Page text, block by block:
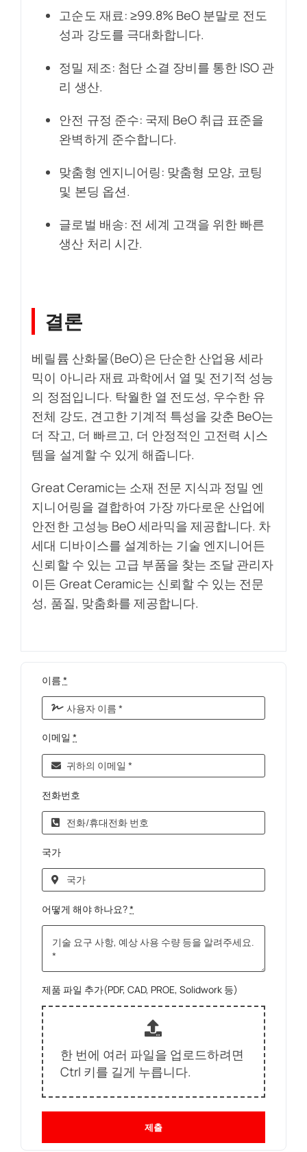
고순도 재료: ≥99.8% BeO 분말로 전도
성과 강도를 극대화합니다.
정밀 제조: 첨단 소결 장비를 통한 ISO 관
리 생산.
안전 규정 준수: 국제 BeO 취급 표준을
완벽하게 준수합니다.
맞춤형 엔지니어링: 맞춤형 모양, 코팅
및 본딩 옵션.
글로벌 배송: 전 세계 고객을 위한 빠른
생산 처리 시간.
결론
베릴륨 산화물(BeO)은 단순한 산업용 세라
믹이 아니라 재료 과학에서 열 및 전기적 성능
의 정점입니다. 탁월한 열 전도성, 우수한 유
전체 강도, 견고한 기계적 특성을 갖춘 BeO는
더 작고, 더 빠르고, 더 안정적인 고전력 시스
템을 설계할 수 있게 해줍니다.
Great Ceramic는 소재 전문 지식과 정밀 엔
지니어링을 결합하여 가장 까다로운 산업에
안전한 고성능 BeO 세라믹을 제공합니다. 차
세대 디바이스를 설계하는 기술 엔지니어든
신뢰할 수 있는 고급 부품을 찾는 조달 관리자
이든 Great Ceramic는 신뢰할 수 있는 전문
성, 품질, 맞춤화를 제공합니다.
이름 *
이메일 *
전화번호
국가
어떻게 해야 하나요?*
제품 파일 추가(PDF, CAD, PROE, Solidwork 등)
한 번에 여러 파일을 업로드하려면
Ctrl 키를 길게 누릅니다.
제출